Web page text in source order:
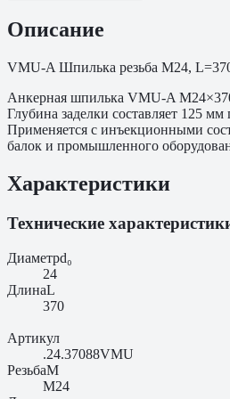
Описание
VMU-A Шпилька резьба M24,
Анкерная шпилька VMU-A
Глубина заделки составляет 125
Применяется с инъекционными
балок и промышленного
Характеристики
Технические
Диаметрd₀
24
ДлинаL
370
Артикул
.24.37088VMU
РезьбаM
M24